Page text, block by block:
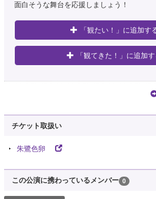
面白そうな舞台を応援しましょう！
「観たい！」に追加す
「観てきた！」に追加す
チケット取扱い
朱鷺色卵
この公演に携わっているメンバー 0